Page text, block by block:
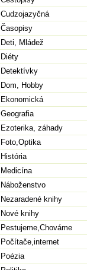
Cudzojazyčná
Časopisy
Deti, Mládež
Diéty
Detektívky
Dom, Hobby
Ekonomická
Geografia
Ezoterika, záhady
Foto,Optika
História
Medicína
Náboženstvo
Nezaradené knihy
Nové knihy
Pestujeme,Chováme
Počítače,internet
Poézia